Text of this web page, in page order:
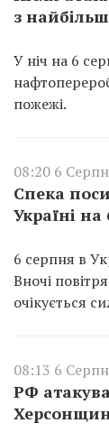
з
У ніч на 6
пожежі.
08:20 6
Спека
Україні на
6 серпня в
Вночі
очікується
08:13 6
РФ